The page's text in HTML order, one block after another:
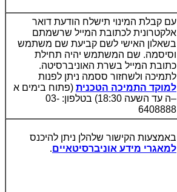
עם קבלת המינוי תישלח הודעת דואר
אלקטרונית לכתובת המייל שרשמתם
בשאלון האישי לשם קביעת שם משתמש
וסיסמה. שם המשתמש יהיה תחילת
כתובת המייל בשרת האוניברסיטה.
לתמיכה ולשחזור ססמה ניתן לפנות
למוקד התמיכה הטכנית (פתוח בימים א
–ה עד השעה 18:30) בטלפון: 03-
6408888
באמצעות הקישור שלהלן ניתן להיכנס
למאגרי מידע אוניברסיטאיים.